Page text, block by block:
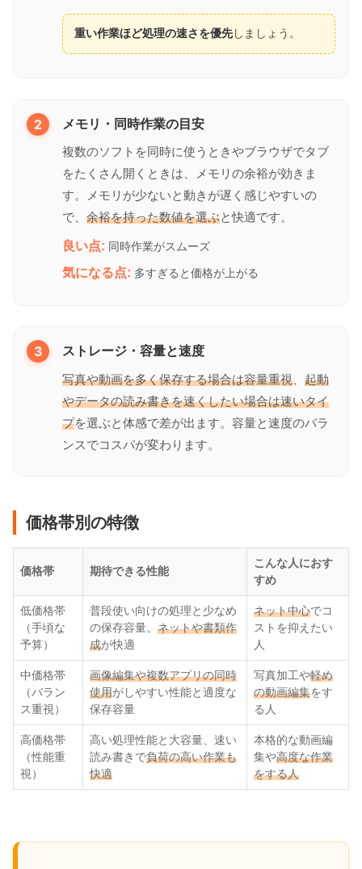
重い作業ほど処理の速さを優先しましょう。
2 メモリ・同時作業の目安
複数のソフトを同時に使うときやブラウザでタブ
をたくさん開くときは、メモリの余裕が効きま
す。メモリが少ないと動きが遅く感じやすいの
で、 余裕を持った数値を選ぶと快適です。
良い点: 同時作業がスムーズ
気になる点: 多すぎると価格が上がる
3 ストレージ・容量と速度
写真や動画を多く保存する場合は容量重視
起動
やデータの読み書きを速くしたい場合は速いタイ
プを選ぶと体感で差が出ます。容量と速度のバラ
ンスでコスパが変わります。
価格帯別の特徴
価格帯 期待できる性能
こんな人におす
すめ
低価格帯
（手頃な
予算）
普段使い向けの処理と少なめ
の保存容量。 ネットや書類作
成が快適
ネット中心でコ
ストを抑えたい
人
中価格帯
（バラン
ス重視）
画像編集や複数アプリの同時
使用がしやすい性能と適度な
保存容量
写真加工や軽め
の動画編集をす
る人
高価格帯
（性能重
視）
高い処理性能と大容量、速い
読み書きで負荷の高い作業も
快適
本格的な動画編
集や高度な作業
をする人